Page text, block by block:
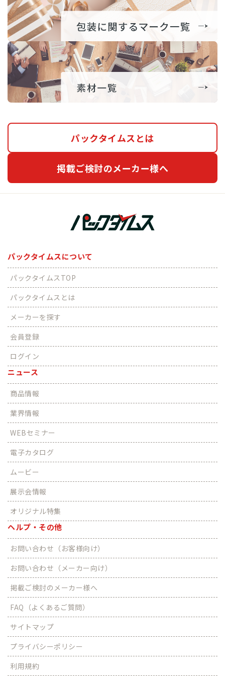
パックタイムスとは
掲載ご検討のメーカー様へ
パックタイムスについて
パックタイムスTOP
パックタイムスとは
メーカーを探す
会員登録
ログイン
ニュース
商品情報
業界情報
WEBセミナー
電子カタログ
ムービー
展示会情報
オリジナル特集
ヘルプ・その他
お問い合わせ（お客様向け）
お問い合わせ（メーカー向け）
掲載ご検討のメーカー様へ
FAQ（よくあるご質問）
サイトマップ
プライバシーポリシー
利用規約